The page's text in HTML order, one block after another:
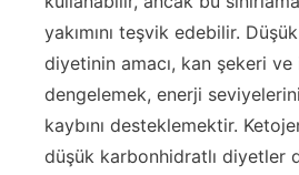
yakımını teşvik edebilir.
diyetinin amacı, kan şekeri
dengelemek, enerji
kaybını desteklemektir.
düşük karbonhidratlı diyetler